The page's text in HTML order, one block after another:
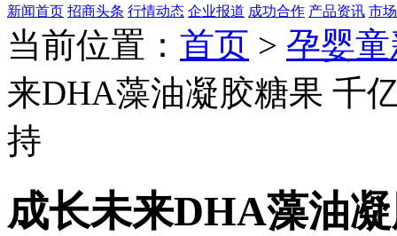
新闻首页 招商头条 行情动态 企业报道 成功合作 产品资讯 市
当前位置： 首页 > 孕婴
来DHA藻油凝胶糖果 千
持
成长未来DHA藻油